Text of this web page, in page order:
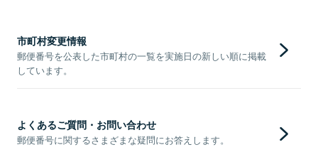
市町村変更情報
郵便番号を公表した市町村の一覧を実施日の新しい順に掲載
しています。
よくあるご質問・お問い合わせ
郵便番号に関するさまざまな疑問にお答えします。